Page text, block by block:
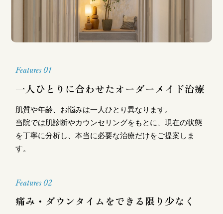
Features 01
一人ひとりに合わせたオーダーメイド治療
肌質や年齢、お悩みは一人ひとり異なります。
当院では肌診断やカウンセリングをもとに、現在の状態
を丁寧に分析し、本当に必要な治療だけをご提案しま
す。
Features 02
痛み・ダウンタイムをできる限り少なく